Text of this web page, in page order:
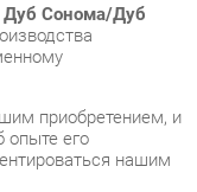
приобретением, и
его
нашим
вы можете по
мессенджеры